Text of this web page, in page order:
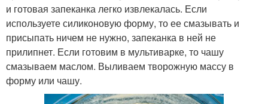
и готовая запеканка легко извлекалась. Если
используете силиконовую форму, то ее смазывать и
присыпать ничем не нужно, запеканка в ней не
прилипнет. Если готовим в мультиварке, то чашу
смазываем маслом. Выливаем творожную массу в
форму или чашу.